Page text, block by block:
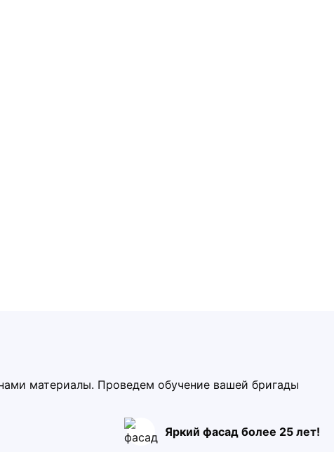
материалы. Проведем обучение вашей бригады
Яркий фасад более 25 лет!